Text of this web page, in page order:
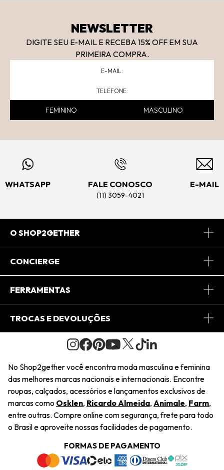
NEWSLETTER
DIGITE SEU E-MAIL E RECEBA 15% OFF EM SUA
PRIMEIRA COMPRA.
FEMININO MASCULINO
WHATSAPP FALE CONOSCO
(11) 3059-4021
E-MAIL
O SHOP2GETHER
Sobre Nós
Journal
Saiu na Mídia
Sustentabilidade
Navegando
Termos e Condições
CONCIERGE
Central de Relacionamento
Regulamento e Promoções
FERRAMENTAS
Minha Conta
Pedido de Presente
Wishlist
TROCAS E DEVOLUÇÕES
Condições Gerais
Troca Fácil
Restituição de Pagamento
Dúvidas Frequentes
Termos e Condições
Política de Privacidade
No Shop2gether você encontra moda masculina e feminina
das melhores marcas nacionais e internacionais. Encontre
roupas, calçados, acessórios e lançamentos exclusivos de
marcas como Osklen, Ricardo Almeida, Animale, Farm,
entre outras. Compre online com segurança, frete para todo
o Brasil e aproveite nossas facilidades de pagamento.
FORMAS DE PAGAMENTO